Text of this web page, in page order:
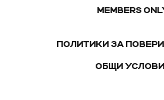
MEMBERS
ПОЛИТИКИ ЗА
ОБЩИ